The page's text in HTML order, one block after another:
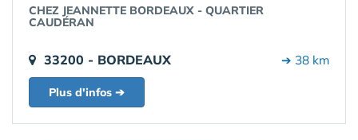
CHEZ JEANNETTE BORDEAUX - QUARTIER
CAUDÉRAN
33200 - BORDEAUX ➔ 38 km
Plus d'infos ➔